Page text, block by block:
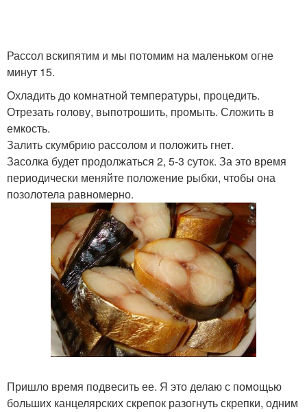
Рассол вскипятим и мы потомим на маленьком огне
минут 15.
Охладить до комнатной температуры, процедить.
Отрезать голову, выпотрошить, промыть. Сложить в
емкость.
Залить скумбрию рассолом и положить гнет.
Засолка будет продолжаться 2, 5-3 суток. За это время
периодически меняйте положение рыбки, чтобы она
позолотела равномерно.
Пришло время подвесить ее. Я это делаю с помощью
больших канцелярских скрепок разогнуть скрепки, одним